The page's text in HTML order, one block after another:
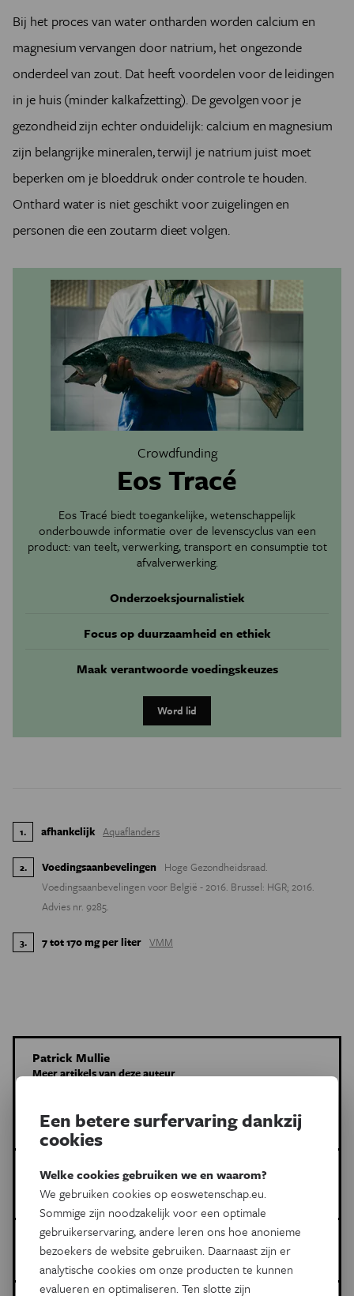
Bij het proces van water ontharden worden calcium en
magnesium vervangen door natrium, het ongezonde
onderdeel van zout. Dat heeft voordelen voor de leidingen
in je huis (minder kalkafzetting). De gevolgen voor je
gezondheid zijn echter onduidelijk: calcium en magnesium
zijn belangrijke mineralen, terwijl je natrium juist moet
beperken om je bloeddruk onder controle te houden.
Onthard water is niet geschikt voor zuigelingen en
personen die een zoutarm dieet volgen.
Crowdfunding
Eos Tracé
Eos Tracé biedt toegankelijke, wetenschappelijk
onderbouwde informatie over de levenscyclus van een
product: van teelt, verwerking, transport en consumptie tot
afvalverwerking.
Onderzoeksjournalistiek
Focus op duurzaamheid en ethiek
Maak verantwoorde voedingskeuzes
Word lid
1. afhankelijk Aquaflanders
2. Voedingsaanbevelingen Hoge Gezondheidsraad.
Voedingsaanbevelingen voor België - 2016. Brussel: HGR; 2016.
Advies nr. 9285.
3. 7 tot 170 mg per liter VMM
Patrick Mullie
Meer artikels van deze auteur
Gezondheid en Wetenschap
Meer artikels van deze auteur
Meer over de volgende onderwerpen:
Voeding water
Dit is een artikel van:
Gezondheid en Wetenschap
Een betere surfervaring dankzij
cookies
Welke cookies gebruiken we en waarom?
We gebruiken cookies op eoswetenschap.eu.
Sommige zijn noodzakelijk voor een optimale
gebruikerservaring, andere leren ons hoe anonieme
bezoekers de website gebruiken. Daarnaast zijn er
analytische cookies om onze producten te kunnen
evalueren en optimaliseren. Ten slotte zijn